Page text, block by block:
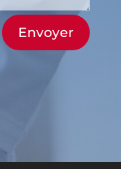
Envoyer